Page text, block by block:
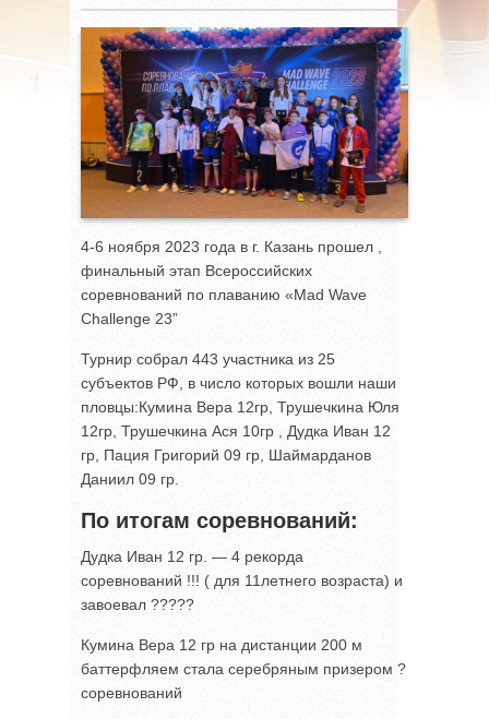
4-6 ноября 2023 года в г. Казань прошел ,
финальный этап Всероссийских
соревнований по плаванию «Mad Wave
Challenge 23”
Турнир собрал 443 участника из 25
субъектов РФ, в число которых вошли наши
пловцы:Кумина Вера 12гр, Трушечкина Юля
12гр, Трушечкина Ася 10гр , Дудка Иван 12
гр, Пация Григорий 09 гр, Шаймарданов
Даниил 09 гр.
По итогам соревнований:
Дудка Иван 12 гр. — 4 рекорда
соревнований !!! ( для 11летнего возраста) и
завоевал ?????
Кумина Вера 12 гр на дистанции 200 м
баттерфляем стала серебряным призером ?
соревнований